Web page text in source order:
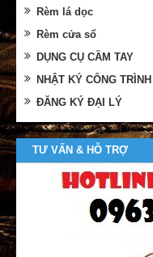
Rèm lá dọc
Rèm cửa sổ
DỤNG CỤ CẦM TAY
NHẬT KÝ CÔNG TRÌNH
ĐĂNG KÝ ĐẠI LÝ
TƯ VẤN & HỖ TRỢ